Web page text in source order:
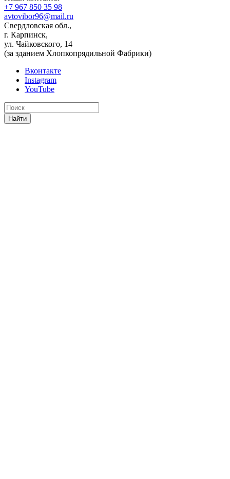
+7 967 850 35 98
avtovibor96@mail.ru
Свердловская обл.,
г. Карпинск,
ул. Чайковского, 14
(за зданием Хлопкопрядильной Фабрики)
Вконтакте
Instagram
YouTube
Найти